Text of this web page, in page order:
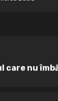
care nu